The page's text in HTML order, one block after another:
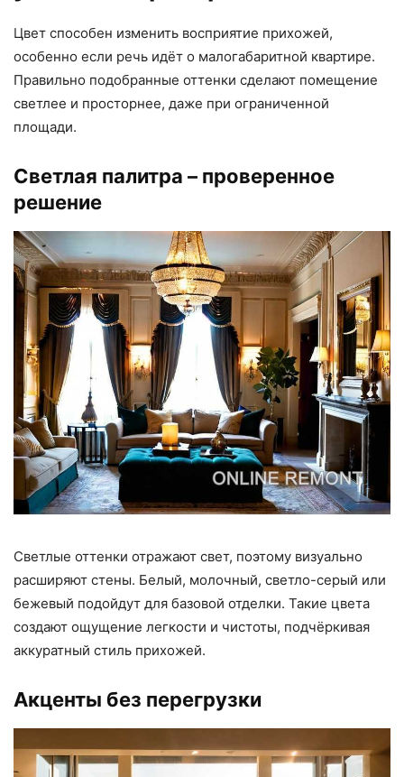
Цвет способен изменить восприятие прихожей,
особенно если речь идёт о малогабаритной квартире.
Правильно подобранные оттенки сделают помещение
светлее и просторнее, даже при ограниченной
площади.
Светлая палитра – проверенное
решение
Светлые оттенки отражают свет, поэтому визуально
расширяют стены. Белый, молочный, светло-серый или
бежевый подойдут для базовой отделки. Такие цвета
создают ощущение легкости и чистоты, подчёркивая
аккуратный стиль прихожей.
Акценты без перегрузки